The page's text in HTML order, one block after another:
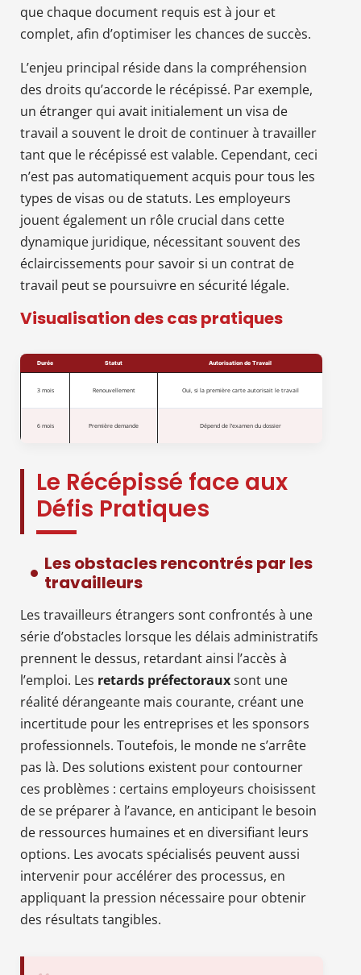
que chaque document requis est à jour et
complet, afin d’optimiser les chances de succès.
L’enjeu principal réside dans la compréhension
des droits qu’accorde le récépissé. Par exemple,
un étranger qui avait initialement un visa de
travail a souvent le droit de continuer à travailler
tant que le récépissé est valable. Cependant, ceci
n’est pas automatiquement acquis pour tous les
types de visas ou de statuts. Les employeurs
jouent également un rôle crucial dans cette
dynamique juridique, nécessitant souvent des
éclaircissements pour savoir si un contrat de
travail peut se poursuivre en sécurité légale.
Visualisation des cas pratiques
Durée Statut Autorisation de Travail
3 mois Renouvellement Oui, si la première carte autorisait le travail
6 mois Première demande Dépend de l’examen du dossier
Le Récépissé face aux
Défis Pratiques
Les obstacles rencontrés par les
travailleurs
Les travailleurs étrangers sont confrontés à une
série d’obstacles lorsque les délais administratifs
prennent le dessus, retardant ainsi l’accès à
l’emploi. Les retards préfectorauxsont une
réalité dérangeante mais courante, créant une
incertitude pour les entreprises et les sponsors
professionnels. Toutefois, le monde ne s’arrête
pas là. Des solutions existent pour contourner
ces problèmes : certains employeurs choisissent
de se préparer à l’avance, en anticipant le besoin
de ressources humaines et en diversifiant leurs
options. Les avocats spécialisés peuvent aussi
intervenir pour accélérer des processus, en
appliquant la pression nécessaire pour obtenir
des résultats tangibles.